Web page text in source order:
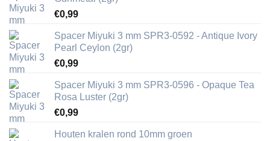
€0,99
Spacer Miyuki 3 mm SPR3-0592 - Antique Ivory
Pearl Ceylon (2gr)
€0,99
Spacer Miyuki 3 mm SPR3-0596 - Opaque Tea
Rosa Luster (2gr)
€0,99
Houten kralen rond 10mm groen